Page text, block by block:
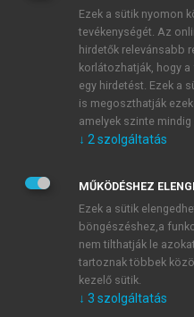
JELSZÓ ÚJRA
Kérek értesítést a MeRSZ
Kérek értesítést az
Adatkezelési
veszem és elfogadom.
Általános vásárlási
mersz.huoldalak
tudomásul veszem és
Ezek a sütik nyomon
tevékenységét. Az
hirdetők relevánsabb
korlátozhatják, hogy
egy hirdetést. Ezek a
is megoszthatják
amelyek szinte
↓ 2 szolgáltatás
MŰKÖDÉSHEZ
Ezek a sütik
böngészéshez,a
nem tilthatják le
tartoznak többek
kezelő sütik.
↓ 3 szolgáltatás